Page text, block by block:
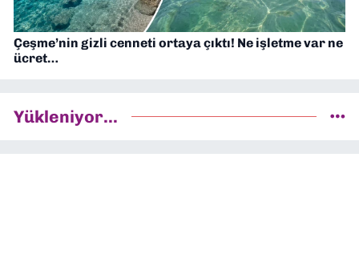
Çeşme’nin gizli cenneti ortaya çıktı! Ne işletme var ne
ücret…
Yükleniyor...